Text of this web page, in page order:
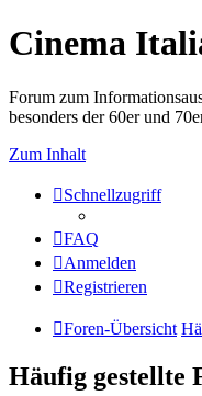
Cinema
Forum zum
besonders der 60er und
Zum Inhalt
Schnellzugriff
FAQ
Anmelden
Registrieren
Foren-Übersicht
Häufig gestellte